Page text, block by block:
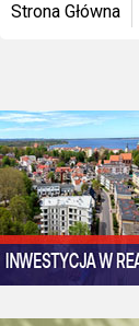
Strona Główna